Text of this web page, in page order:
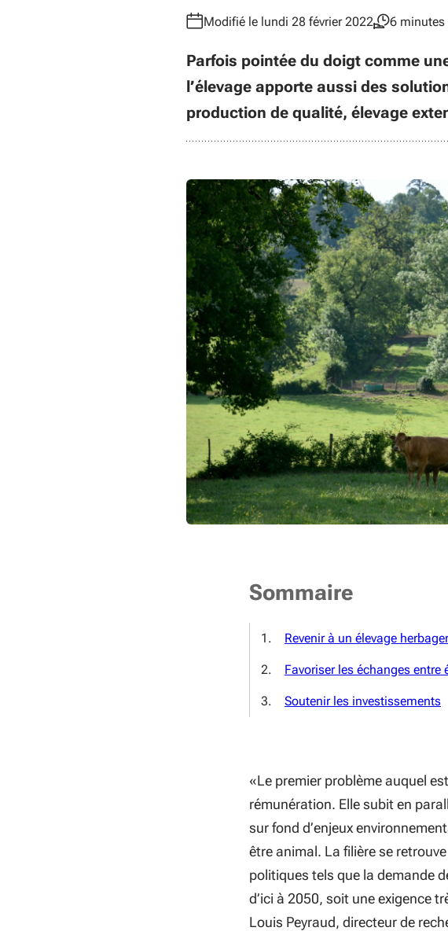
Modifié le lundi 28 février 2022 6 minutes
Parfois pointée du doigt comme
l’élevage apporte aussi des
production de qualité, élevage
Sommaire
Revenir à un élevage
Favoriser les échanges entre
Soutenir les investissements
«Le premier problème auquel
rémunération. Elle subit en
sur fond d’enjeux
être animal. La filière se
politiques tels que la demande
d’ici à 2050, soit une exigence
Louis Peyraud, directeur de